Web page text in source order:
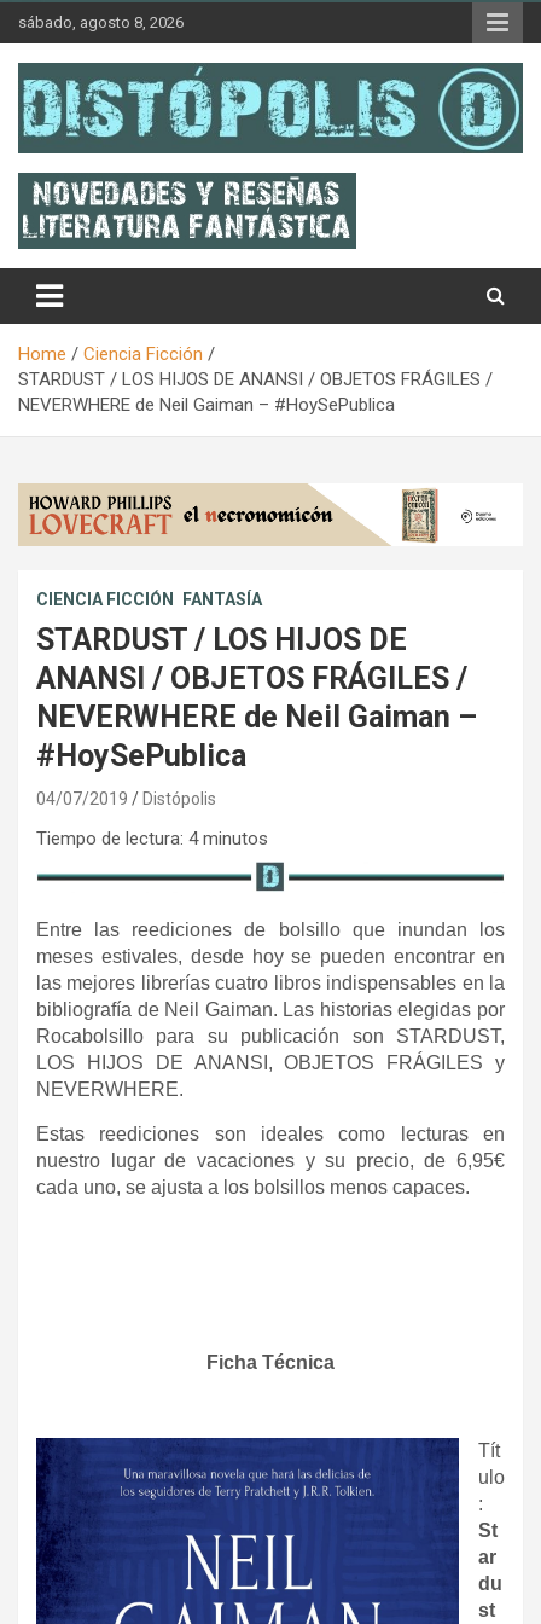
content
sábado, agosto 8, 2026
Distópolis
Home
Ciencia Ficción
STARDUST / LOS HIJOS DE ANANSI / OBJETOS FRÁGILES /
NEVERWHERE de Neil Gaiman – #HoySePublica
CIENCIA FICCIÓN FANTASÍA
STARDUST / LOS HIJOS DE
ANANSI / OBJETOS FRÁGILES /
NEVERWHERE de Neil Gaiman –
#HoySePublica
04/07/2019 Distópolis
Tiempo de lectura: 4 minutos
Entre las reediciones de bolsillo que inundan los
meses estivales, desde hoy se pueden encontrar en
las mejores librerías cuatro libros indispensables en la
bibliografía de Neil Gaiman. Las historias elegidas por
Rocabolsillo para su publicación son STARDUST,
LOS HIJOS DE ANANSI, OBJETOS FRÁGILES y
NEVERWHERE.
Estas reediciones son ideales como lecturas en
nuestro lugar de vacaciones y su precio, de 6,95€
cada uno, se ajusta a los bolsillos menos capaces.
Ficha Técnica
Tít
ulo
:
St
ar
du
st